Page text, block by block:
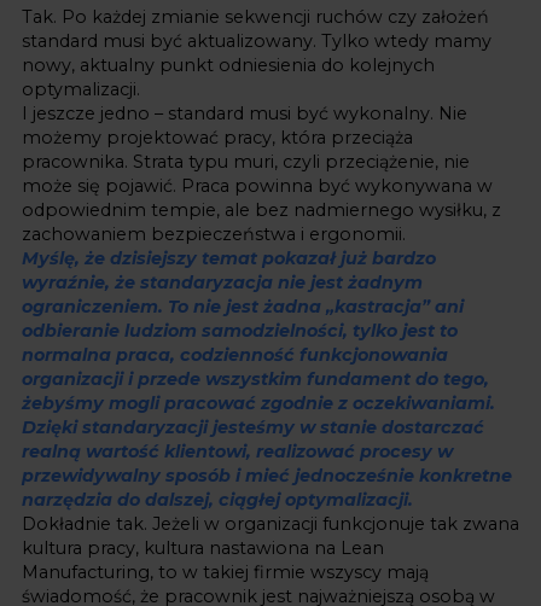
Tak. Po każdej zmianie sekwencji ruchów czy założeń
standard musi być aktualizowany. Tylko wtedy mamy
nowy, aktualny punkt odniesienia do kolejnych
optymalizacji.
I jeszcze jedno – standard musi być wykonalny. Nie
możemy projektować pracy, która przeciąża
pracownika. Strata typu muri, czyli przeciążenie, nie
może się pojawić. Praca powinna być wykonywana w
odpowiednim tempie, ale bez nadmiernego wysiłku, z
zachowaniem bezpieczeństwa i ergonomii.
Myślę, że dzisiejszy temat pokazał już bardzo
wyraźnie, że standaryzacja nie jest żadnym
ograniczeniem. To nie jest żadna „kastracja” ani
odbieranie ludziom samodzielności, tylko jest to
normalna praca, codzienność funkcjonowania
organizacji i przede wszystkim fundament do tego,
żebyśmy mogli pracować zgodnie z oczekiwaniami.
Dzięki standaryzacji jesteśmy w stanie dostarczać
realną wartość klientowi, realizować procesy w
przewidywalny sposób i mieć jednocześnie konkretne
narzędzia do dalszej, ciągłej optymalizacji.
Dokładnie tak. Jeżeli w organizacji funkcjonuje tak zwana
kultura pracy, kultura nastawiona na Lean
Manufacturing, to w takiej firmie wszyscy mają
świadomość, że pracownik jest najważniejszą osobą w